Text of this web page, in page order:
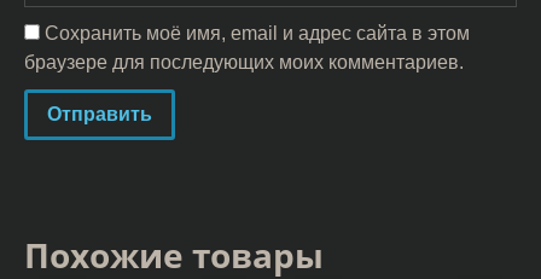
Сохранить моё имя, email и адрес сайта в этом
браузере для последующих моих комментариев.
Похожие товары